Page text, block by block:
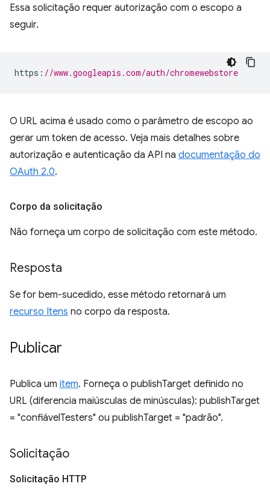
Essa solicitação requer autorização com o escopo a
seguir.
https : //www.googleapis.com/auth/chromewebstore
O URL acima é usado como o parâmetro de escopo ao
gerar um token de acesso. Veja mais detalhes sobre
autorização e autenticação da API na documentação do
OAuth 2.0.
Corpo da solicitação
Não forneça um corpo de solicitação com este método.
Resposta
Se for bem-sucedido, esse método retornará um
recurso Itens no corpo da resposta.
Publicar
Publica um item. Forneça o publishTarget definido no
URL (diferencia maiúsculas de minúsculas): publishTarget
= "confiávelTesters" ou publishTarget = "padrão".
Solicitação
Solicitação HTTP